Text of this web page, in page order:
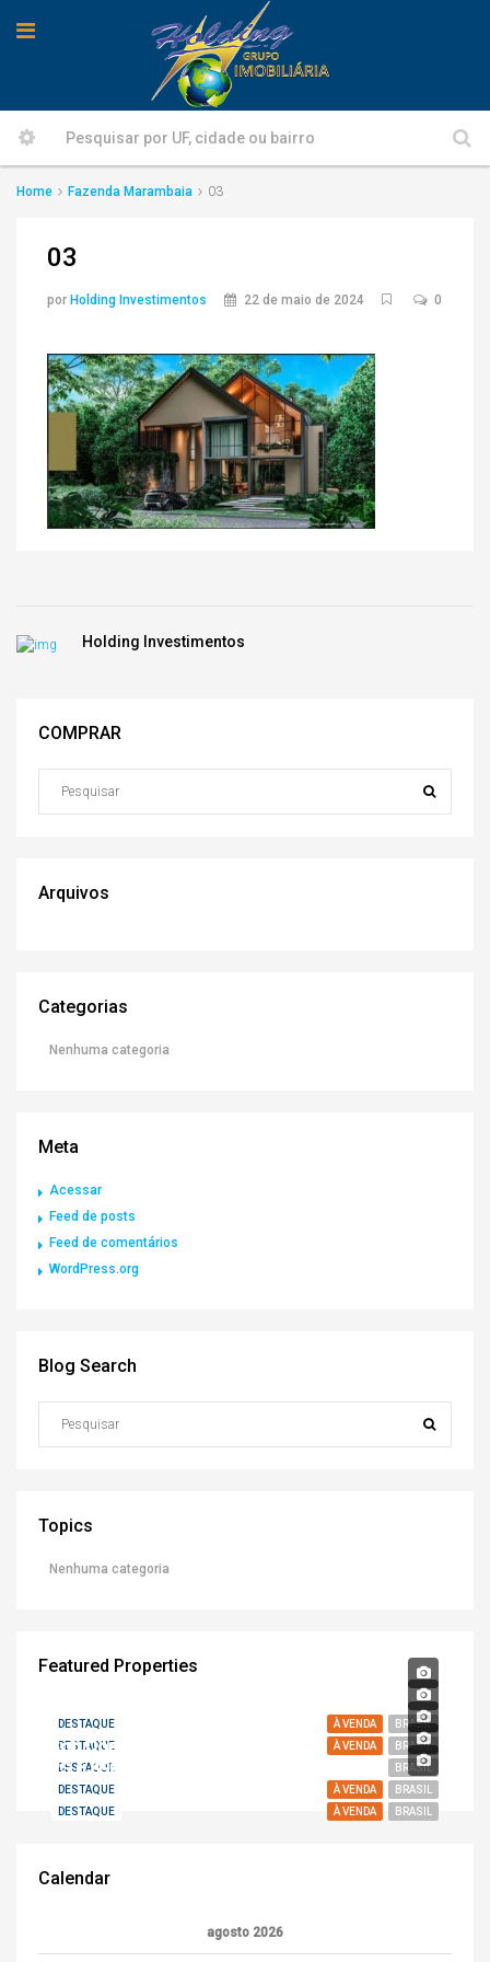
Home Fazenda Marambaia 03
03
por Holding Investimentos 22 de maio de 2024 0
Holding Investimentos
COMPRAR
Arquivos
Categorias
Nenhuma categoria
Meta
Acessar
Feed de posts
Feed de comentários
WordPress.org
Blog Search
Topics
Nenhuma categoria
Featured Properties
DESTAQUE À VENDA
BRASIL
DESTAQUE
À VENDA
BRASIL
DESTAQUE
BRASIL
DESTAQUE
À VENDA BRASIL
Sob Consulta
DESTAQUE À VENDA BRASIL
R$ 6.890.000,00
Calendar
agosto 2026